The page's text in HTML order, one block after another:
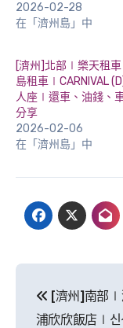
2026-02-28
在「濟州島」中
[濟州]北部∣樂天租
島租車∣CARNIVAL
人座∣還車、油錢、
分享
2026-02-06
在「濟州島」中
章
[濟州]南部∣
浦欣欣飯店∣신